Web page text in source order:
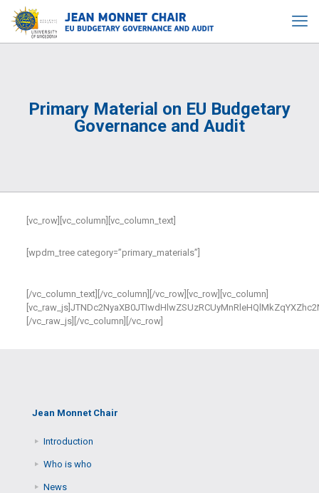
Primary Material on EU Budgetary
Governance and Audit
[vc_row][vc_column][vc_column_text]
[wpdm_tree category=”primary_materials”]
[/vc_column_text][/vc_column][/vc_row][vc_row][vc_column]
[/vc_raw_js][/vc_column][/vc_row]
Jean Monnet Chair
Introduction
Who is who
News